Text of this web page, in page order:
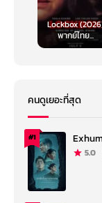
Lockbox
พากย์ไทย...
คนดูเยอะที่สุด
#1
5.0